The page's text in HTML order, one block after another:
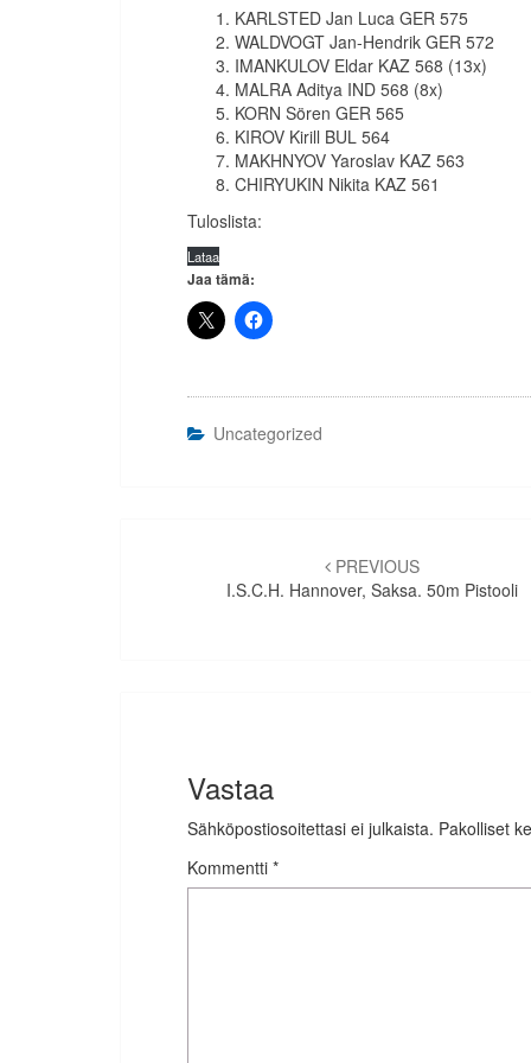
KARLSTED Jan Luca GER 575
WALDVOGT Jan-Hendrik GER 572
IMANKULOV Eldar KAZ 568 (13x)
MALRA Aditya IND 568 (8x)
KORN Sören GER 565
KIROV Kirill BUL 564
MAKHNYOV Yaroslav KAZ 563
CHIRYUKIN Nikita KAZ 561
Tuloslista:
Lataa
Jaa tämä:
Uncategorized
PREVIOUS
I.S.C.H. Hannover, Saksa. 50m Pistooli
Vastaa
Sähköpostiosoitettasi ei julkaista. Pakolliset
Kommentti *